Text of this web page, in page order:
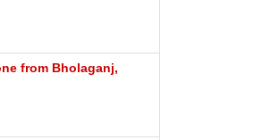
from Bholaganj,